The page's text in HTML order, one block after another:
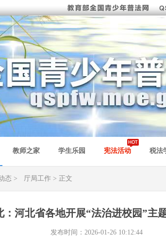
教师之家 学生乐园 宪法活动 税法
态 > 厅局工作 > 正文
：河北省各地开展“法治进校园”主
发布时间：2026-01-26 10:12:44